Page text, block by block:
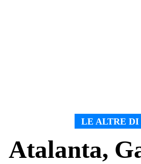
LE ALTRE DI
Atalanta,